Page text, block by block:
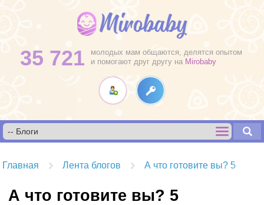
35 721
молодых мам общаются, делятся опытом
и помогают друг другу на Mirobaby
Главная Лента блогов А что готовите вы? 5
А что готовите вы? 5